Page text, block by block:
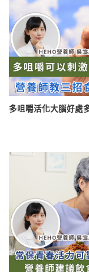
多咀嚼活化大腦好處